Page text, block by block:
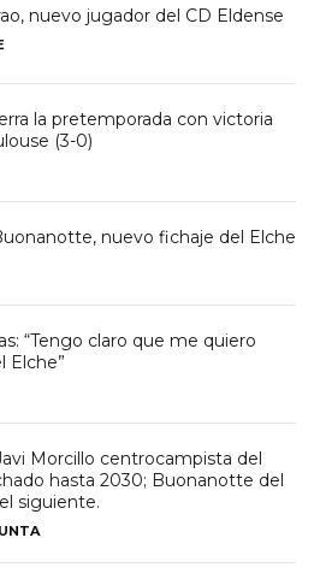
nuevo jugador del CD Eldense
la pretemporada con victoria
(3-0)
nuevo fichaje del Elche
“Tengo claro que me quiero
Elche”
Morcillo centrocampista del
hasta 2030; Buonanotte del
siguiente.